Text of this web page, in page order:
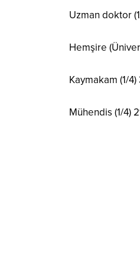
Uzman doktor
Hemşire
Kaymakam (1/
Mühendis (1/4)